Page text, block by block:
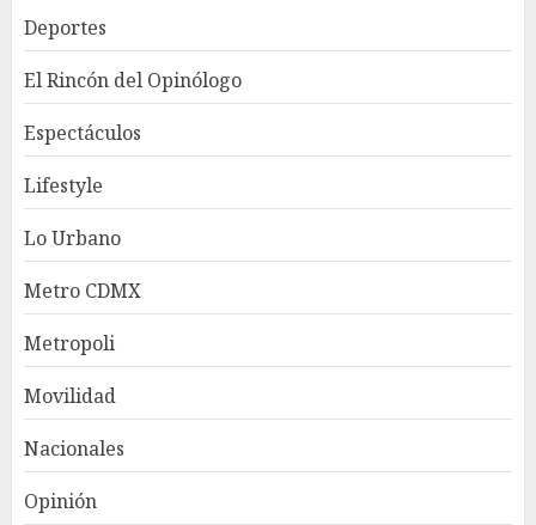
Deportes
El Rincón del Opinólogo
Espectáculos
Lifestyle
Lo Urbano
Metro CDMX
Metropoli
Movilidad
Nacionales
Opinión